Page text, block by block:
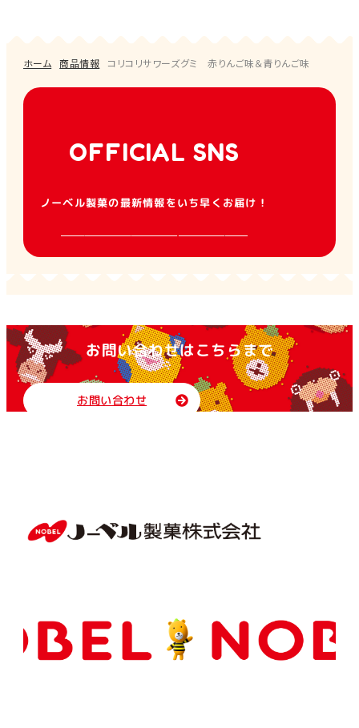
ホーム 商品情報 コリコリサワーズグミ 赤りんご味＆青りんご味
OFFICIAL SNS
ノーベル製菓の最新情報をいち早くお届け！
お問い合わせはこちらまで
お問い合わせ